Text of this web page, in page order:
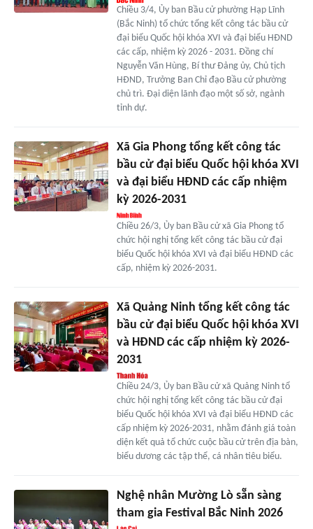
Chiều 3/4, Ủy ban Bầu cử phường Hạp Lĩnh
(Bắc Ninh) tổ chức tổng kết công tác bầu cử
đại biểu Quốc hội khóa XVI và đại biểu HĐND
các cấp, nhiệm kỳ 2026 - 2031. Đồng chí
Nguyễn Văn Hùng, Bí thư Đảng ủy, Chủ tịch
HĐND, Trưởng Ban Chỉ đạo Bầu cử phường
chủ trì. Đại diện lãnh đạo một số sở, ngành
tỉnh dự.
Xã Gia Phong tổng kết công tác
bầu cử đại biểu Quốc hội khóa XVI
và đại biểu HĐND các cấp nhiệm
kỳ 2026-2031
Chiều 26/3, Ủy ban Bầu cử xã Gia Phong tổ
chức hội nghị tổng kết công tác bầu cử đại
biểu Quốc hội khóa XVI và đại biểu HĐND các
cấp, nhiệm kỳ 2026-2031.
Xã Quảng Ninh tổng kết công tác
bầu cử đại biểu Quốc hội khóa XVI
và HĐND các cấp nhiệm kỳ 2026-
2031
Chiều 24/3, Ủy ban Bầu cử xã Quảng Ninh tổ
chức hội nghị tổng kết công tác bầu cử đại
biểu Quốc hội khóa XVI và đại biểu HĐND các
cấp nhiệm kỳ 2026-2031, nhằm đánh giá toàn
diện kết quả tổ chức cuộc bầu cử trên địa bàn,
biểu dương các tập thể, cá nhân tiêu biểu.
Nghệ nhân Mường Lò sẵn sàng
tham gia Festival Bắc Ninh 2026